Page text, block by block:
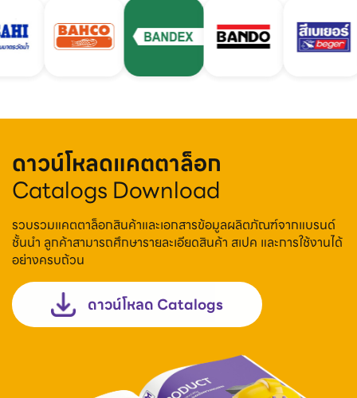
ดาวน์โหลดแคตตาล็อก
Catalogs Download
รวบรวมแคตตาล็อกสินค้าและเอกสารข้อมูลผลิตภัณฑ์จากแบรนด์
ชั้นนำ ลูกค้าสามารถศึกษารายละเอียดสินค้า สเปค และการใช้งานได้
อย่างครบถ้วน
ดาวน์โหลด Catalogs